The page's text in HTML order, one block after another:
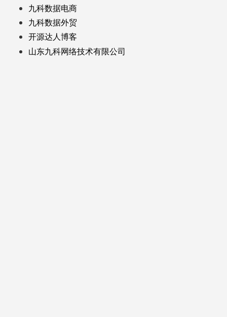
九科数据电商
九科数据外贸
开源达人博客
山东九科网络技术有限公司